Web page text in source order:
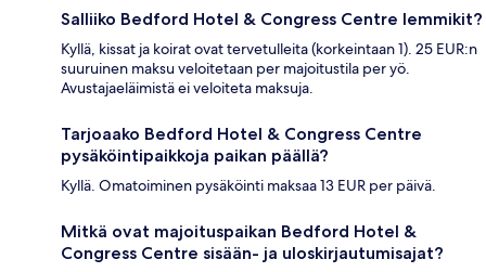
Salliiko Bedford Hotel & Congress Centre lemmikit?
Kyllä, kissat ja koirat ovat tervetulleita (korkeintaan 1). 25 EUR:n
suuruinen maksu veloitetaan per majoitustila per yö.
Avustajaeläimistä ei veloiteta maksuja.
Tarjoaako Bedford Hotel & Congress Centre
pysäköintipaikkoja paikan päällä?
Kyllä. Omatoiminen pysäköinti maksaa 13 EUR per päivä.
Mitkä ovat majoituspaikan Bedford Hotel &
Congress Centre sisään- ja uloskirjautumisajat?